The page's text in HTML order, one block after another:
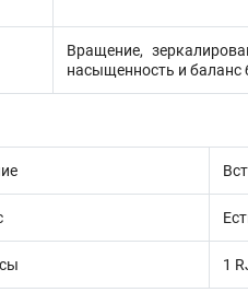
Вращение,
насыщенность и баланс
1